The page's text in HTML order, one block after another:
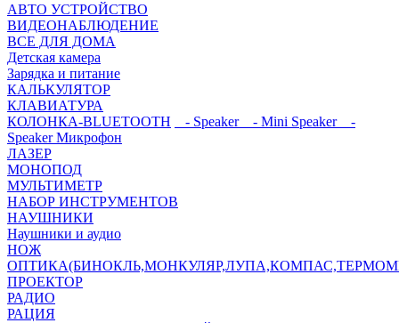
АВТО УСТРОЙСТВО
ВИДЕОНАБЛЮДЕНИЕ
ВСЕ ДЛЯ ДОМА
Детская камера
Зарядка и питание
КАЛЬКУЛЯТОР
КЛАВИАТУРА
КОЛОНКА-BLUETOOTH
- Speaker - Mini Speaker
-
Speaker Микрофон
ЛАЗЕР
МОНОПОД
МУЛЬТИМЕТР
НАБОР ИНСТРУМЕНТОВ
НАУШНИКИ
Наушники и аудио
НОЖ
ПРОЕКТОР
РАДИО
РАЦИЯ